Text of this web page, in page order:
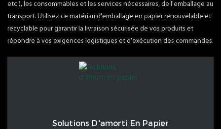
etc.), les consommables et les services nécessaires, de l'emballage au
transport. Utilisez ce matériau d'emballage en papier renouvelable et
recyclable pour garantir la livraison sécurisée de vos produits et
répondre à vos exigences logistiques et d'exécution des commandes.
Solutions D'amorti En Papier